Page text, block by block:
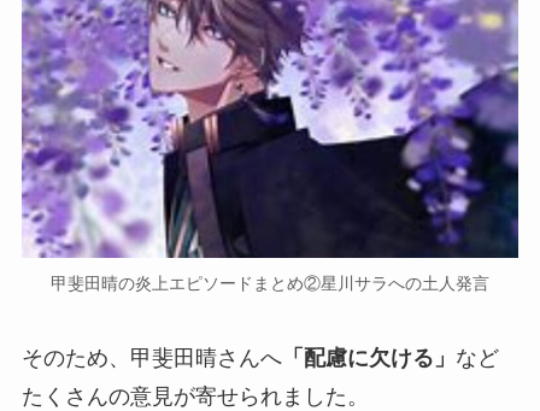
甲斐田晴の炎上エピソードまとめ②星川サラへの土人発言
そのため、甲斐田晴さんへ「配慮に欠ける」 など
たくさんの意見が寄せられました。